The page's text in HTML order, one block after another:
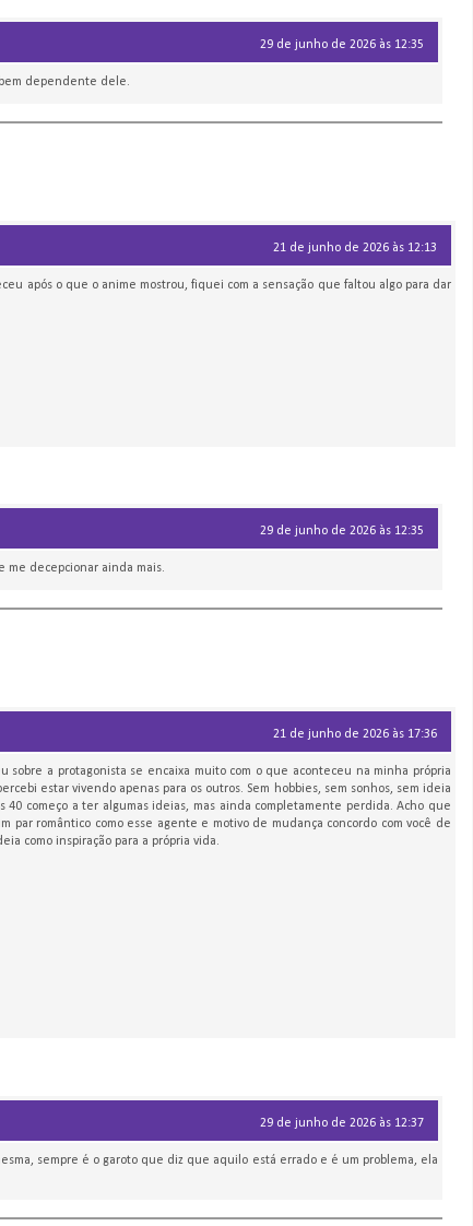
29 de junho de 2026 às 12:35
dependente dele.
21 de junho de 2026 às 12:13
após o que o anime mostrou, fiquei com a sensação que faltou algo para dar
29 de junho de 2026 às 12:35
me decepcionar ainda mais.
21 de junho de 2026 às 17:36
sobre a protagonista se encaixa muito com o que aconteceu na minha própria
estar vivendo apenas para os outros. Sem hobbies, sem sonhos, sem ideia
começo a ter algumas ideias, mas ainda completamente perdida. Acho que
par romântico como esse agente e motivo de mudança concordo com você de
como inspiração para a própria vida.
29 de junho de 2026 às 12:37
sempre é o garoto que diz que aquilo está errado e é um problema, ela